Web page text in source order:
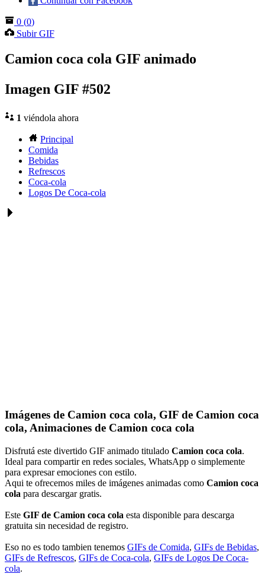
0 (0)
Subir GIF
Camion coca cola GIF animado
Imagen GIF #502
1 viéndola ahora
Principal
Comida
Bebidas
Refrescos
Coca-cola
Logos De Coca-cola
Imágenes de Camion coca cola, GIF de Camion coca
cola, Animaciones de Camion coca cola
Disfrutá este divertido GIF animado titulado Camion coca cola.
Ideal para compartir en redes sociales, WhatsApp o simplemente
para expresar emociones con estilo.
Aqui te ofrecemos miles de imágenes animadas como Camion coca
cola para descargar gratis.
Este GIF de Camion coca cola esta disponible para descarga
gratuita sin necesidad de registro.
Eso no es todo tambien tenemos GIFs de Comida, GIFs de Bebidas,
GIFs de Refrescos, GIFs de Coca-cola, GIFs de Logos De Coca-
cola.